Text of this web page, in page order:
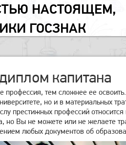
НАСТОЯЩЕМ,
ГОСЗНАК
капитана
профессия, тем сложнее ее
но и в материальных
престижных профессий
но Вы не можете или не желаете
любых документов об